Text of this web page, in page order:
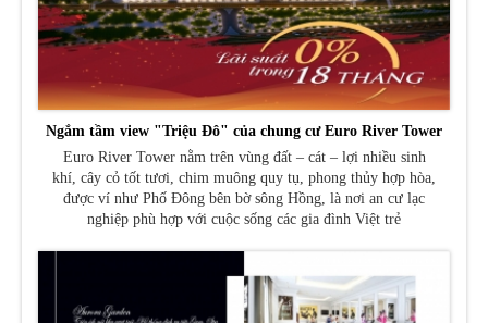
Ngắm tầm view "Triệu Đô" của chung cư Euro River Tower
Euro River Tower nằm trên vùng đất – cát – lợi nhiều sinh
khí, cây cỏ tốt tươi, chim muông quy tụ, phong thủy hợp hòa,
được ví như Phố Đông bên bờ sông Hồng, là nơi an cư lạc
nghiệp phù hợp với cuộc sống các gia đình Việt trẻ